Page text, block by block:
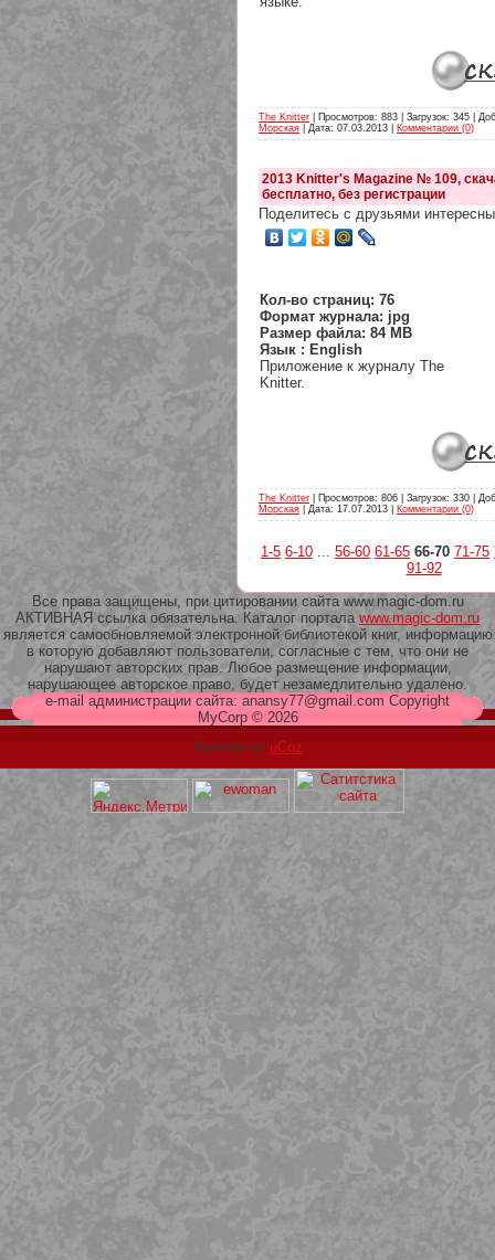
The Knitter | Просмотров: 883 | Загрузок: 345 |
Морская | Дата: 07.03.2013 Комментарии (0)
2013 Knitter's Magazine № 109,
бесплатно, без регистрации
Поделитесь с друзьями
Кол-во страниц: 76
Формат журнала: jpg
Размер файла: 84 MB
Язык : English
Приложение к журналу The
Knitter.
The Knitter | Просмотров: 806 | Загрузок: 330 |
Морская | Дата: 17.07.2013 Комментарии (0)
1-5 6-10 ... 56-60 61-65 66-70 71-75
91-92
Все права защищены, при цитировании сайта www.magic-dom.ru
АКТИВНАЯ ссылка обязательна. Каталог портала www.magic-dom.ru
является самообновляемой электронной библиотекой книг, информацию
в которую добавляют пользователи, согласные с тем, что они не
нарушают авторских прав. Любое размещение информации,
нарушающее авторское право, будет незамедлительно удалено.
e-mail администрации сайта: anansy77@gmail.com Copyright
MyCorp © 2026
Хостинг от uCoz